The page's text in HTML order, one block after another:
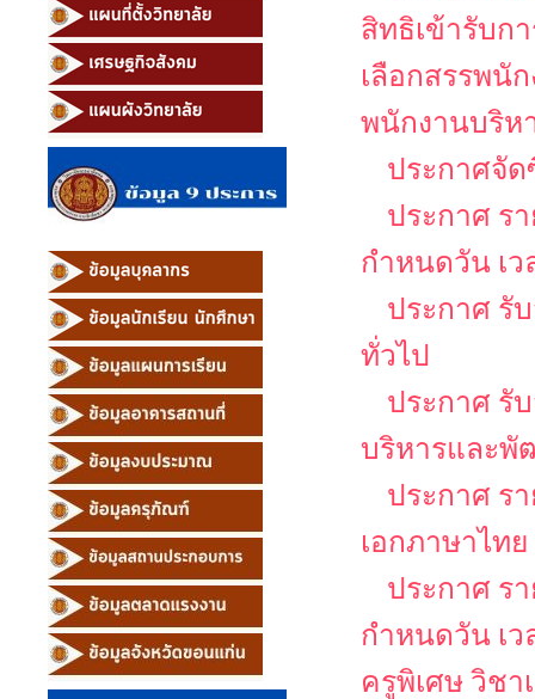
สิทธิเข้ารับก
เลือกสรรพนั
พนักงานบริห
ประกาศจัด
ประกาศ ร
กำหนดวัน เว
ประกาศ รั
ทั่วไป
ประกาศ รั
บริหารและพั
ประกาศ ร
เอกภาษาไทย
ประกาศ ร
กำหนดวัน เ
ครูพิเศษ วิชา